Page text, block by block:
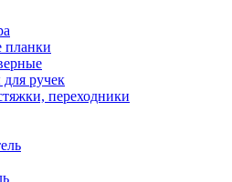
планки
ручек
переходники